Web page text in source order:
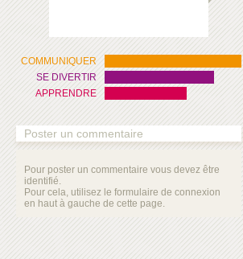
COMMUNIQUER
SE DIVERTIR
APPRENDRE
Poster un commentaire
Pour poster un commentaire vous devez être
identifié.
Pour cela, utilisez le formulaire de connexion
en haut à gauche de cette page.